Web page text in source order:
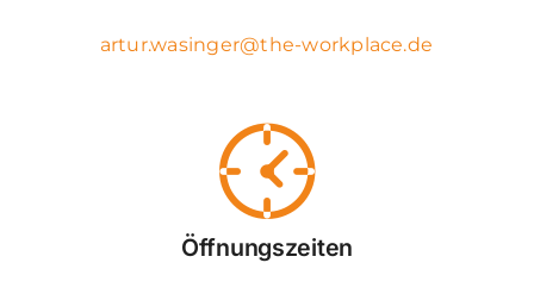
artur.wasinger@the-workplace.de
Öffnungszeiten